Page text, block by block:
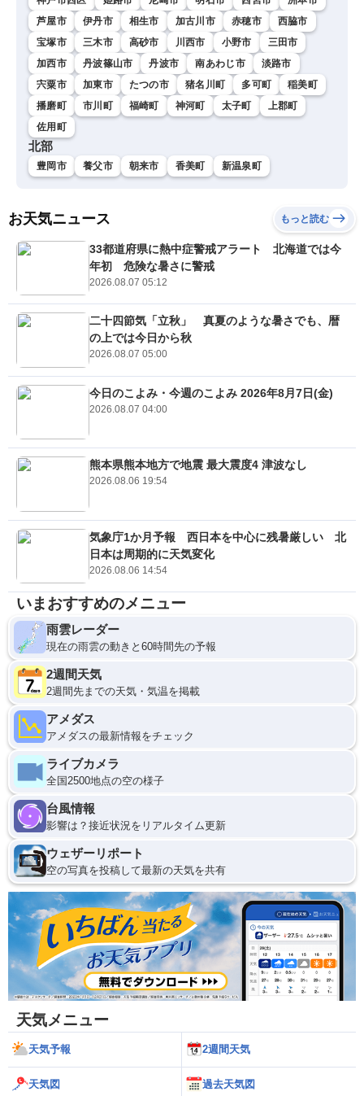
芦屋市
伊丹市 相生市 加古川市 赤穂市
西脇市
宝塚市
三木市 高砂市 川西市 小野市
三田市
加西市
丹波篠山市 丹波市 南あわじ市
淡路市
宍粟市
加東市 たつの市 猪名川町 多可町
稲美町
播磨町
市川町 福崎町 神河町 太子町
上郡町
佐用町
北部
豊岡市 養父市 朝来市 香美町 新温泉町
お天気ニュース もっと読む
33都道府県に熱中症警戒アラート 北海道では今
年初 危険な暑さに警戒
2026.08.07 05:12
二十四節気「立秋」 真夏のような暑さでも、暦
の上では今日から秋
2026.08.07 05:00
今日のこよみ・今週のこよみ 2026年8月7日(金)
2026.08.07 04:00
熊本県熊本地方で地震 最大震度4 津波なし
2026.08.06 19:54
気象庁1か月予報 西日本を中心に残暑厳しい 北
日本は周期的に天気変化
2026.08.06 14:54
いまおすすめのメニュー
雨雲レーダー
現在の雨雲の動きと60時間先の予報
2週間天気
2週間先までの天気・気温を掲載
アメダス
アメダスの最新情報をチェック
ライブカメラ
全国2500地点の空の様子
台風情報
影響は？接近状況をリアルタイム更新
ウェザーリポート
空の写真を投稿して最新の天気を共有
天気メニュー
天気予報 2週間天気
天気図 過去天気図